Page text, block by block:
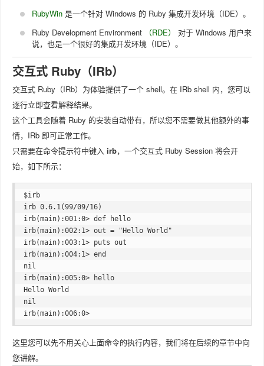
RubyWin是一个针对 Windows 的 Ruby 集成开发环境（IDE）。
Ruby Development Environment
（RDE）
对于 Windows 用户来
说，也是一个很好的集成开发环境（IDE）。
交互式 Ruby（IRb）
交互式 Ruby（IRb）为体验提供了一个 shell。在 IRb shell 内，您可以
逐行立即查看解释结果。
这个工具会随着 Ruby 的安装自动带有，所以您不需要做其他额外的事
情，IRb 即可正常工作。
只需要在命令提示符中键入 irb，一个交互式 Ruby Session 将会开
始，如下所示：
$irb
irb 0.6.1(99/09/16)
irb(main):001:0> def hello
irb(main):002:1> out = "Hello World"
irb(main):003:1> puts out
irb(main):004:1> end
nil
irb(main):005:0> hello
Hello World
nil
这里您可以先不用关心上面命令的执行内容，我们将在后续的章节中向
您讲解。